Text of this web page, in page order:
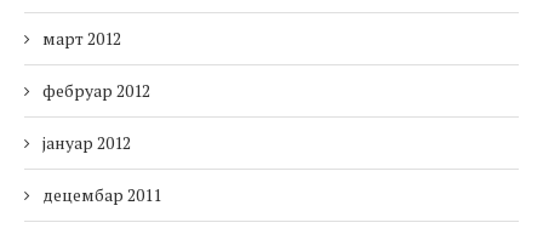
март 2012
фебруар 2012
јануар 2012
децембар 2011